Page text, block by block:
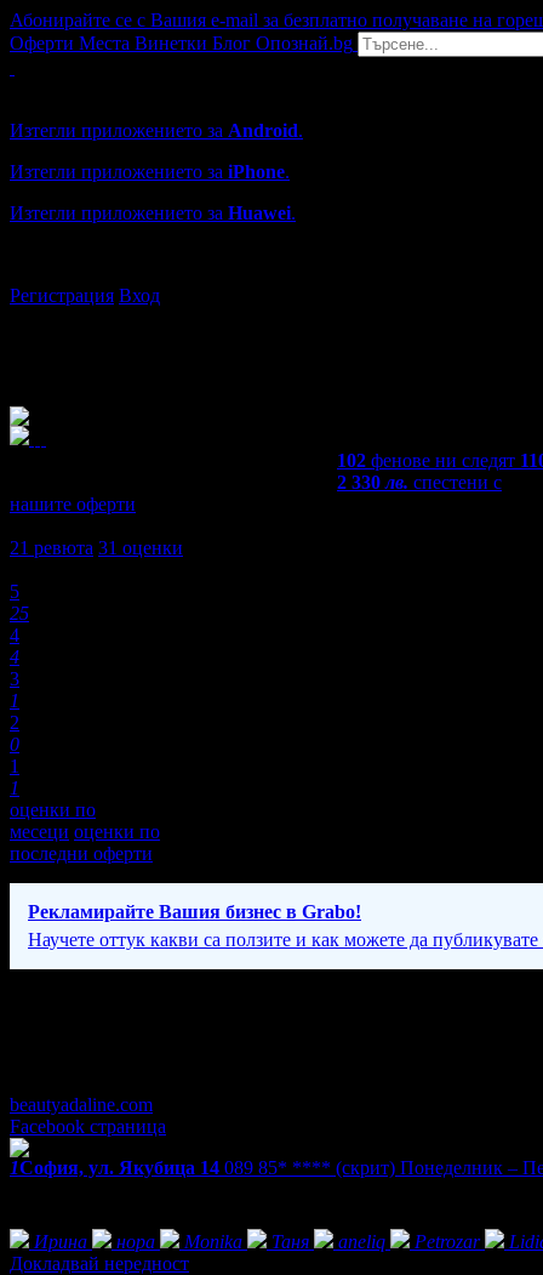
Абонирайте се с Вашия e-mail за безплатно получаване на
Оферти Места Винетки Блог Опознай.bg
Изтегли приложението за Android.
Изтегли приложението за iPhone.
Изтегли приложението за Huawei.
Регистрация Вход
102 фенове ни следят
2 330лв. спестени с
нашите оферти
21 ревюта 31 оценки
5
25
4
4
3
1
2
0
1
1
оценки по
месеци оценки по
последни оферти
Рекламирайте Вашия бизнес в Grabo!
Научете оттук какви са ползите и как можете да публикувате
beautyadaline.com
Facebook страница
1София, ул. Якубица 14 089 85* **** (скрит) Понеделник –
Ирина
нора Monika Таня aneliq Petrozar
Докладвай нередност